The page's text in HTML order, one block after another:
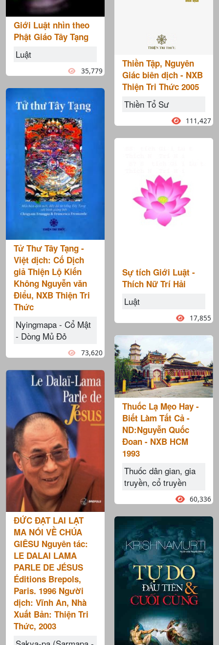
Giới Luật nhìn theo
Phật Giáo Tây Tạng
Luật
35,779
Tử Thư Tây Tạng -
Việt dịch: Cố Dịch
giả Thiện Lộ Kiến
Không Nguyễn văn
Điểu, NXB Thiện Tri
Thức
Nyingmapa - Cổ Mật
- Dòng Mủ Đỏ
73,620
ĐỨC ĐẠT LAI LẠT
MA NÓI VỀ CHÚA
GIÊSU Nguyên tác:
LE DALAI LAMA
PARLE DE JÉSUS
Éditions Brepols,
Paris. 1996 Người
dịch: Vĩnh An, Nhà
Xuất Bản: Thiện Tri
Thức, 2003
Thiền Tập, Nguyên
Giác biên dịch - NXB
Thiện Tri Thức 2005
Thiền Tổ Sư
111,427
Sự tích Giới Luật -
Thích Nữ Trí Hải
Luật
17,855
Thuốc Lạ Mẹo Hay -
Biết Làm Tất Cả -
ND:Nguyễn Quốc
Đoan - NXB HCM
1993
Thuốc dân gian, gia
truyền, cổ truyền
60,336